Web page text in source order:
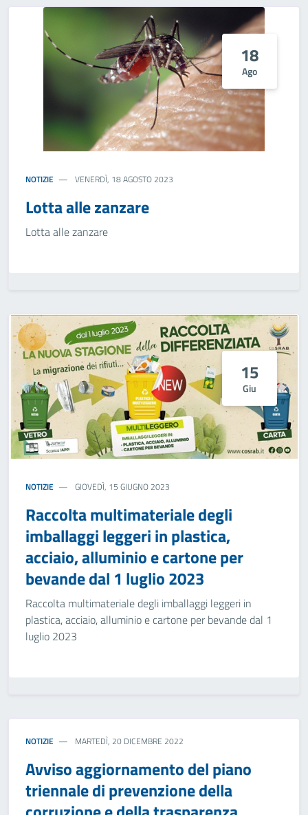
18
Ago
NOTIZIE VENERDÌ, 18 AGOSTO 2023
Lotta alle zanzare
Lotta alle zanzare
15
Giu
NOTIZIE GIOVEDÌ, 15 GIUGNO 2023
Raccolta multimateriale degli
imballaggi leggeri in plastica,
acciaio, alluminio e cartone per
bevande dal 1 luglio 2023
Raccolta multimateriale degli imballaggi leggeri in
plastica, acciaio, alluminio e cartone per bevande dal 1
luglio 2023
NOTIZIE MARTEDÌ, 20 DICEMBRE 2022
Avviso aggiornamento del piano
triennale di prevenzione della